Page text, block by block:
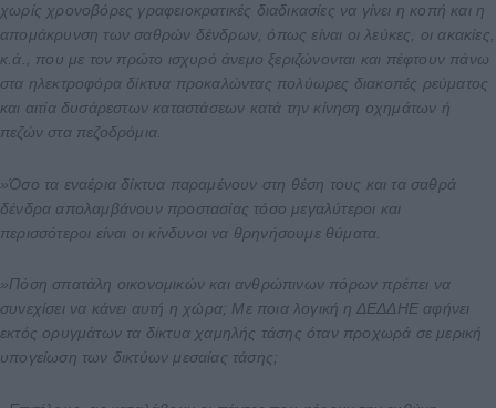
χωρίς χρονοβόρες γραφειοκρατικές διαδικασίες να γίνει η κοπή και η
απομάκρυνση των σαθρών δένδρων, όπως είναι οι λεύκες, οι ακακίες,
κ.ά., που με τον πρώτο ισχυρό άνεμο ξεριζώνονται και πέφτουν πάνω
στα ηλεκτροφόρα δίκτυα προκαλώντας πολύωρες διακοπές ρεύματος
και αιτία δυσάρεστων καταστάσεων κατά την κίνηση οχημάτων ή
πεζών στα πεζοδρόμια.
»Όσο τα εναέρια δίκτυα παραμένουν στη θέση τους και τα σαθρά
δένδρα απολαμβάνουν προστασίας τόσο μεγαλύτεροι και
περισσότεροι είναι οι κίνδυνοι να θρηνήσουμε θύματα.
»Πόση σπατάλη οικονομικών και ανθρώπινων πόρων πρέπει να
συνεχίσει να κάνει αυτή η χώρα; Με ποια λογική η ΔΕΔΔΗΕ αφήνει
εκτός ορυγμάτων τα δίκτυα χαμηλής τάσης όταν προχωρά σε μερική
υπογείωση των δικτύων μεσαίας τάσης;